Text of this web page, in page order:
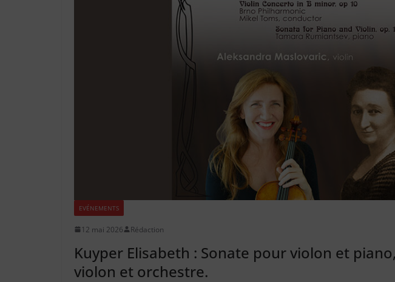
EVÉNEMENTS
12 mai 2026 Rédaction
Kuyper Elisabeth : Sonate pour violon et
violon et orchestre.